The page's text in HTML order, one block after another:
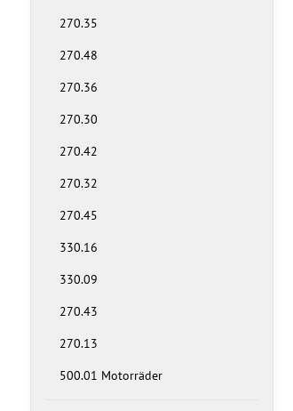
270.35
270.48
270.36
270.30
270.42
270.32
270.45
330.16
330.09
270.43
270.13
500.01 Motorräder